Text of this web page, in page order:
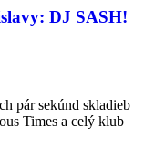
DJ SASH!
pár sekúnd skladieb
Times a celý klub